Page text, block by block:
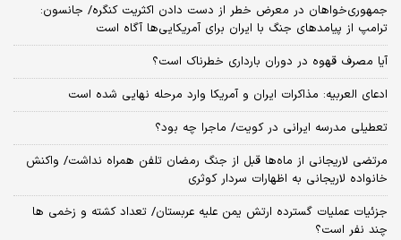
جمهوری‌خواهان در معرض خطر از دست دادن اکثریت کنگره/ جانسون:
ترامپ از پیامدهای جنگ با ایران برای آمریکایی‌ها آگاه است
آیا مصرف قهوه در دوران بارداری خطرناک است؟
ادعای العربیه: مذاکرات ایران و آمریکا وارد مرحله نهایی شده است
تعطیلی مدرسه ایرانی در کویت/ ماجرا چه بود؟
مرتضی لاریجانی از ماه‌ها قبل از جنگ رمضان تلفن همراه نداشت/ واکنش
خانواده لاریجانی به اظهارات سردار کوثری
جزئیات عملیات گسترده ارتش یمن علیه عربستان/ تعداد کشته و زخمی ها
چند نفر است؟